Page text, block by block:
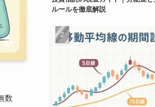
数
ルールを徹底解説